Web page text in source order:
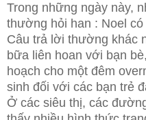
Trong những ngày này,
thường hỏi han : Noel
Câu trả lời thường khác
bữa liên hoan với bạn
hoạch cho một đêm
sinh đối với các bạn trẻ
Ở các siêu thị, các